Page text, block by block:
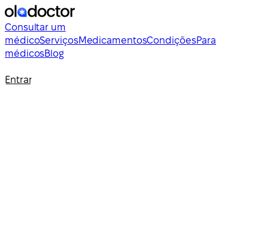
Consultar um
médicoServiçosMedicamentosCondiçõesPara
médicosBlog
Entrar